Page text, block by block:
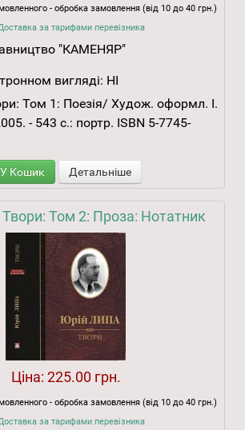
- обробка замовлення (від 10 до 40 грн.)
за тарифами перевізника
"КАМЕНЯР"
вигляді: НІ
Том 1: Поезія/ Худож. оформл. І.
- 543 с.: портр. ISBN 5-7745-
У Кошик Детальніше
Том 2: Проза: Нотатник
Ціна: 225.00 грн.
- обробка замовлення (від 10 до 40 грн.)
за тарифами перевізника